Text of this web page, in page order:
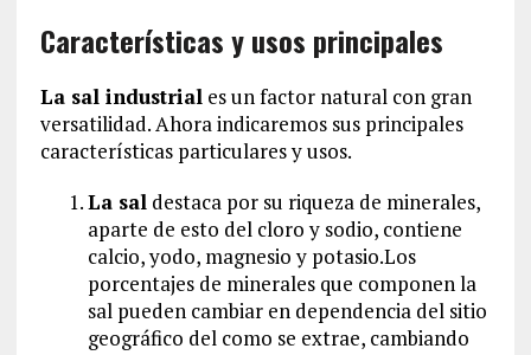
Características y usos principales
La sal industriales un factor natural con gran
versatilidad. Ahora indicaremos sus principales
características particulares y usos.
La saldestaca por su riqueza de minerales,
aparte de esto del cloro y sodio, contiene
calcio, yodo, magnesio y potasio.Los
porcentajes de minerales que componen la
sal pueden cambiar en dependencia del sitio
geográfico del como se extrae, cambiando